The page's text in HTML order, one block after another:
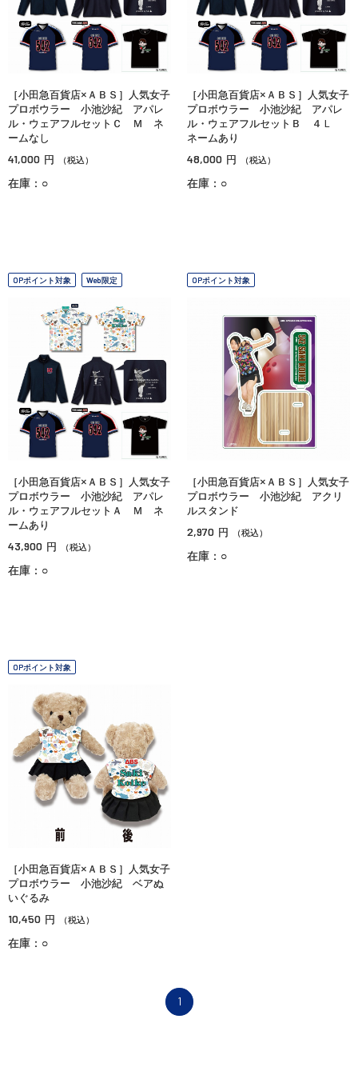
［小田急百貨店×ＡＢＳ］人気女子
プロボウラー 小池沙紀 アパレ
ル・ウェアフルセットＣ Ｍ ネ
ームなし
41,000 円 （税込）
在庫：○
［小田急百貨店×ＡＢＳ］人気女子
プロボウラー 小池沙紀 アパレ
ル・ウェアフルセットＢ ４Ｌ
ネームあり
48,000 円 （税込）
在庫：○
OPポイント対象 Web限定
［小田急百貨店×ＡＢＳ］人気女子
プロボウラー 小池沙紀 アパレ
ル・ウェアフルセットＡ Ｍ ネ
ームあり
43,900 円 （税込）
在庫：○
OPポイント対象
［小田急百貨店×ＡＢＳ］人気女子
プロボウラー 小池沙紀 アクリ
ルスタンド
2,970 円 （税込）
在庫：○
OPポイント対象
［小田急百貨店×ＡＢＳ］人気女子
プロボウラー 小池沙紀 ベアぬ
いぐるみ
10,450 円 （税込）
在庫：○
1